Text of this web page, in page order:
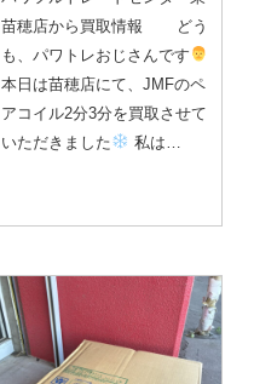
苗穂店から買取情報 どう
も、パワトレおじさんです
本日は苗穂店にて、JMFのペ
アコイル2分3分を買取させて
いただきました
私は…